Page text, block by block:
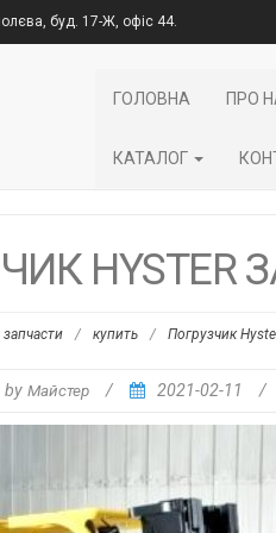
буд. 17-Ж, офіс 44.
ГОЛОВНА ПРО
КАТАЛОГ
HYSTER
запчасти / купить / Погрузчик
by Майстер / 2021-02-11 /